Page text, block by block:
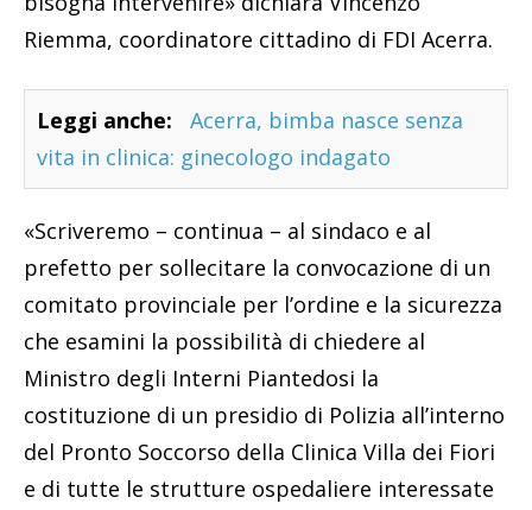
Riemma, coordinatore cittadino di FDI Acerra.
Leggi anche:
Acerra, bimba nasce senza
vita in clinica: ginecologo indagato
«Scriveremo – continua – al sindaco e al
prefetto per sollecitare la convocazione di un
comitato provinciale per l’ordine e la sicurezza
che esamini la possibilità di chiedere al
Ministro degli Interni Piantedosi la
costituzione di un presidio di Polizia all’interno
del Pronto Soccorso della Clinica Villa dei Fiori
e di tutte le strutture ospedaliere interessate